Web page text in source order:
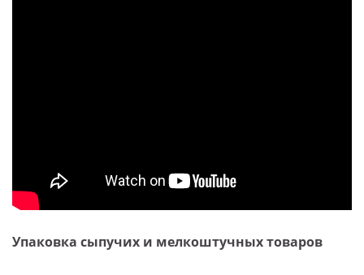
Упаковка сыпучих и мелкоштучных товаров